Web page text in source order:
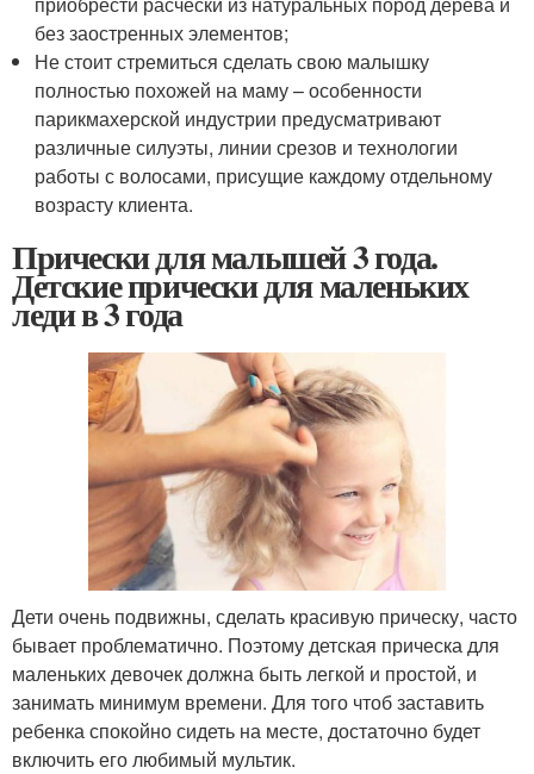
без заостренных элементов;
Не стоит стремиться сделать свою малышку
полностью похожей на маму – особенности
парикмахерской индустрии предусматривают
различные силуэты, линии срезов и технологии
работы с волосами, присущие каждому отдельному
возрасту клиента.
Прически для малышей 3 года.
Детские прически для маленьких
леди в 3 года
Дети очень подвижны, сделать красивую прическу, часто
бывает проблематично. Поэтому детская прическа для
маленьких девочек должна быть легкой и простой, и
занимать минимум времени. Для того чтоб заставить
ребенка спокойно сидеть на месте, достаточно будет
включить его любимый мультик.